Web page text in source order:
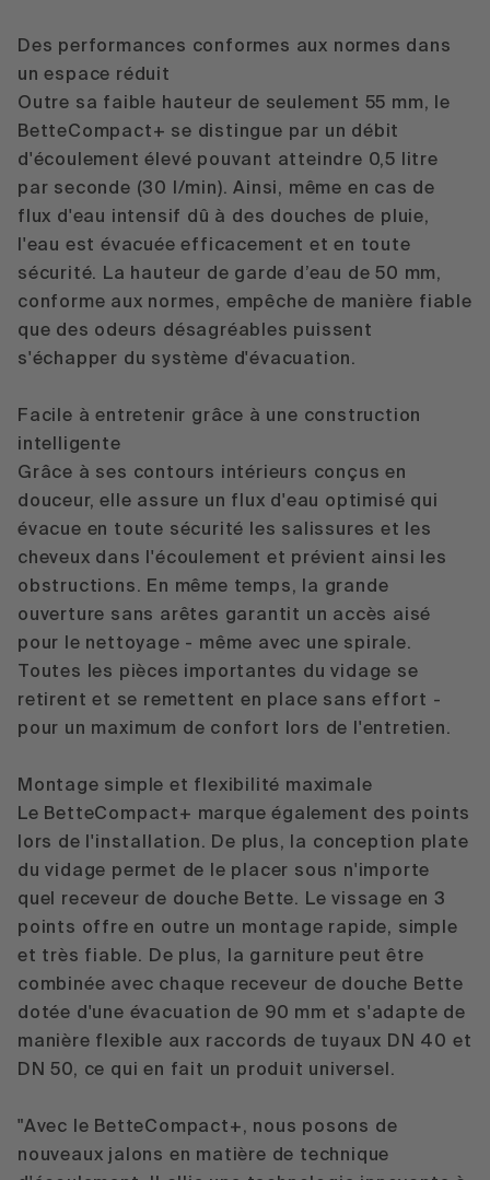
Des performances conformes aux normes dans
un espace réduit
Outre sa faible hauteur de seulement 55 mm, le
BetteCompact+ se distingue par un débit
d'écoulement élevé pouvant atteindre 0,5 litre
par seconde (30 l/min). Ainsi, même en cas de
flux d'eau intensif dû à des douches de pluie,
l'eau est évacuée efficacement et en toute
sécurité. La hauteur de garde d’eau de 50 mm,
conforme aux normes, empêche de manière fiable
que des odeurs désagréables puissent
s'échapper du système d'évacuation.
Facile à entretenir grâce à une construction
intelligente
Grâce à ses contours intérieurs conçus en
douceur, elle assure un flux d'eau optimisé qui
évacue en toute sécurité les salissures et les
cheveux dans l'écoulement et prévient ainsi les
obstructions. En même temps, la grande
ouverture sans arêtes garantit un accès aisé
pour le nettoyage - même avec une spirale.
Toutes les pièces importantes du vidage se
retirent et se remettent en place sans effort -
pour un maximum de confort lors de l'entretien.
Montage simple et flexibilité maximale
Le BetteCompact+ marque également des points
lors de l'installation. De plus, la conception plate
du vidage permet de le placer sous n'importe
quel receveur de douche Bette. Le vissage en 3
points offre en outre un montage rapide, simple
et très fiable. De plus, la garniture peut être
combinée avec chaque receveur de douche Bette
dotée d'une évacuation de 90 mm et s'adapte de
manière flexible aux raccords de tuyaux DN 40 et
DN 50, ce qui en fait un produit universel.
"Avec le BetteCompact+, nous posons de
nouveaux jalons en matière de technique